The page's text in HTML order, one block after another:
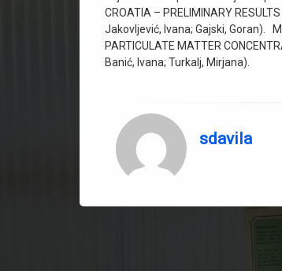
CROATIA – PRELIMINARY RESULTS
Jakovljević, Ivana; Gajski, Goran).
PARTICULATE MATTER
Banić, Ivana; Turkalj, Mirjana).
sdavila